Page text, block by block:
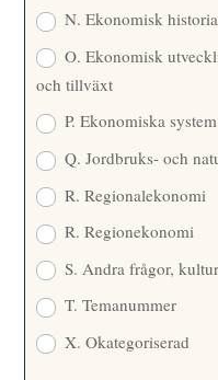
N. Ekonomisk historia
O. Ekonomisk
och tillväxt
P. Ekonomiska system
Q. Jordbruks- och
R. Regionalekonomi
R. Regionekonomi
S. Andra frågor,
T. Temanummer
X. Okategoriserad